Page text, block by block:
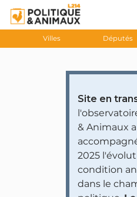
Villes Députés
Site en
& Animaux a
2025
condition
dans le